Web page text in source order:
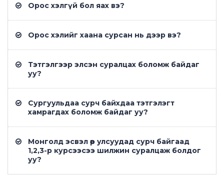
Орос хэлгүй бол яах вэ?
Орос хэлийг хаана сурсан нь дээр вэ?
Тэтгэлгээр элсэн суралцах боломж байдаг
уу?
Сургуульдаа сурч байхдаа тэтгэлэгт
хамрагдах боломж байдаг уу?
Монголд эсвэл өөр улсуудад сурч байгаад
1,2,3-р курсээсээ шилжин суралцаж болдог
уу?